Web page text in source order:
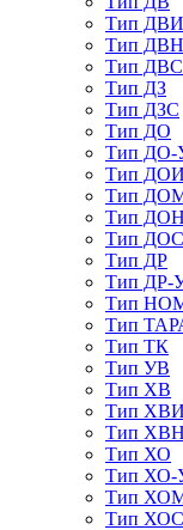
Тип ДВИ
Тип ДВН
Тип ДВС
Тип ДЗ
Тип ДЗС
Тип ДО
Тип ДО-
Тип ДОИ
Тип
Тип ДОН
Тип
Тип ДР
Тип ДР-
Тип
Тип
Тип ТК
Тип УВ
Тип ХВ
Тип ХВИ
Тип ХВН
Тип ХО
Тип ХО-
Тип
Тип